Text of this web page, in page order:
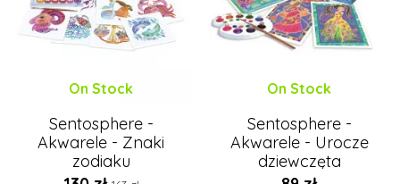
On Stock
Sentosphere -
Akwarele - Znaki
zodiaku
On Stock
Sentosphere -
Akwarele - Urocze
dziewczęta